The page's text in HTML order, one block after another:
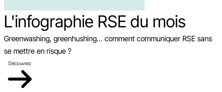
L'infographie RSE du mois
Greenwashing, greenhushing… comment communiquer RSE sans
se mettre en risque ?
Découvrez